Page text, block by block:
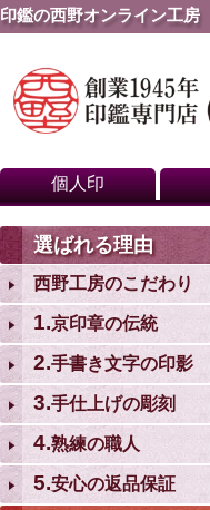
印鑑の西野オンライン工房
個人印
選ばれる理由
西野工房のこだわり
1.京印章の伝統
2.手書き文字の印影
3.手仕上げの彫刻
4.熟練の職人
5.安心の返品保証